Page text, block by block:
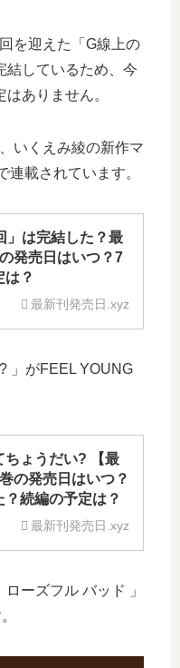
を迎えた「G線上の
結しているため、今
ありません。
いくえみ綾の新作マ
連載されています。
」は完結した？最
発売日はいつ？7
は？
最新刊発売日.xyz
」がFEEL YOUNG
ちょうだい? 【最
の発売日はいつ？
？続編の予定は？
最新刊発売日.xyz
ーズフル バッド 」